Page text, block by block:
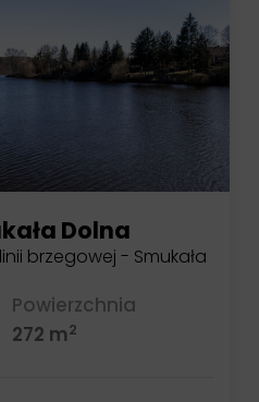
Dolna
brzegowej - Smukała
Powierzchnia
272 m2